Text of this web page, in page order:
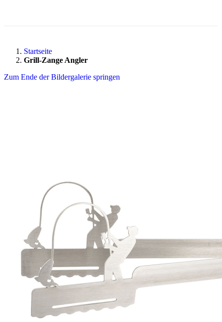
Startseite
Grill-Zange Angler
Zum Ende der Bildergalerie springen
Zum Anfang der Bildergalerie springen
35011163